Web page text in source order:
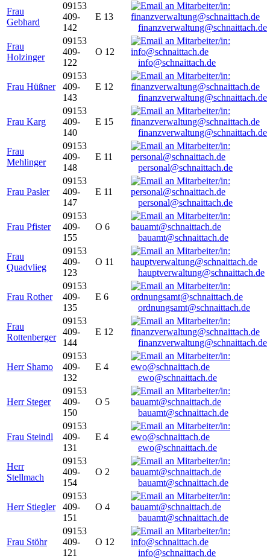
Frau
Gebhard
09153
409-
142
E 13
finanzverwaltung@schnaittach.de
Frau
Holzinger
09153
409-
122
O 12
info@schnaittach.de
Frau Hüßner
09153
409-
143
E 12
finanzverwaltung@schnaittach.de
Frau Karg
09153
409-
140
E 15
finanzverwaltung@schnaittach.de
Frau
Mehlinger
09153
409-
148
E 11
personal@schnaittach.de
Frau Pasler
09153
409-
147
E 11
personal@schnaittach.de
Frau Pfister
09153
409-
155
O 6
bauamt@schnaittach.de
Frau
Quadvlieg
09153
409-
123
O 11
hauptverwaltung@schnaittach.de
Frau Rother
09153
409-
135
E 6
ordnungsamt@schnaittach.de
Frau
Rottenberger
09153
409-
144
E 12
finanzverwaltung@schnaittach.de
Herr Shamo
09153
409-
132
E 4
ewo@schnaittach.de
Herr Steger
09153
409-
150
O 5
bauamt@schnaittach.de
Frau Steindl
09153
409-
131
E 4
ewo@schnaittach.de
Herr
Stellmach
09153
409-
154
O 2
bauamt@schnaittach.de
Herr Stiegler
09153
409-
151
O 4
bauamt@schnaittach.de
Frau Stöhr
09153
409-
121
O 12
info@schnaittach.de